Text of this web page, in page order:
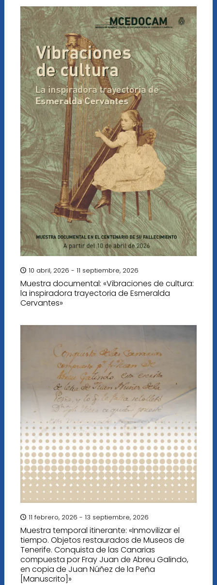
10 abril, 2026 - 11 septiembre, 2026
Muestra documental: «Vibraciones de cultura:
la inspiradora trayectoria de Esmeralda
Cervantes»
11 febrero, 2026 - 13 septiembre, 2026
Muestra temporal itinerante: «Inmovilizar el
tiempo. Objetos restaurados de Museos de
Tenerife. Conquista de las Canarias
compuesta por Fray Juan de Abreu Galindo,
en copia de Juan Núñez de la Peña
[Manuscrito]»